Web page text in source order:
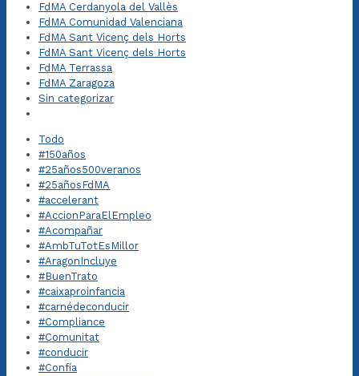
FdMA Cerdanyola del Vallès
FdMA Comunidad Valenciana
FdMA Sant Vicenç dels Horts
FdMA Sant Vicenç dels Horts
FdMA Terrassa
FdMA Zaragoza
Sin categorizar
Todo
#150años
#25años500veranos
#25añosFdMA
#accelerant
#AccionParaElEmpleo
#Acompañar
#AmbTuTotEsMillor
#AragonIncluye
#BuenTrato
#caixaproinfancia
#carnédeconducir
#Compliance
#Comunitat
#conducir
#Confía